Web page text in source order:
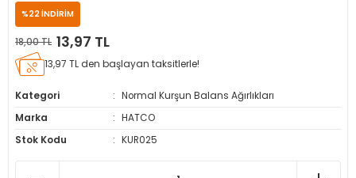
Dolgu Lastikleri
Dolgu Lastikleri
İç Lastikleri
Kapağı
& Spreyler
%22 İNDİRİM
18,00 TL 13,97 TL
13,97 TL den başlayan taksitlerle!
Kategori
Normal Kurşun Balans Ağırlıkları
Marka
HATCO
Stok Kodu
KUR025